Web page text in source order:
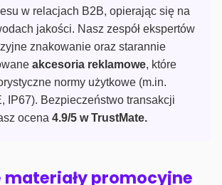
w relacjach B2B, opierając się na
jakości. Nasz zespół ekspertów
znakowanie oraz starannie
akcesoria reklamowe, które
normy użytkowe (m.in.
IP67). Bezpieczeństwo transakcji
ocena 4.9/5 w TrustMate.
materiały promocyjne